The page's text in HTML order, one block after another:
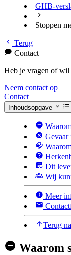
GHB-
Stoppen
Terug
Contact
Heb je vragen of wil
Neem contact op
Contact
Inhoudsopgave
Gevaar
Dit
Wij
Meer
Terug
Waarom